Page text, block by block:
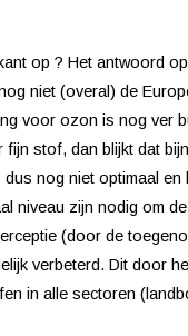
op ? Het antwoord
niet (overal) de
voor ozon is nog ver
stof, dan blijkt dat
nog niet optimaal en
niveau zijn nodig om
(door de
verbeterd. Dit door
in alle sectoren